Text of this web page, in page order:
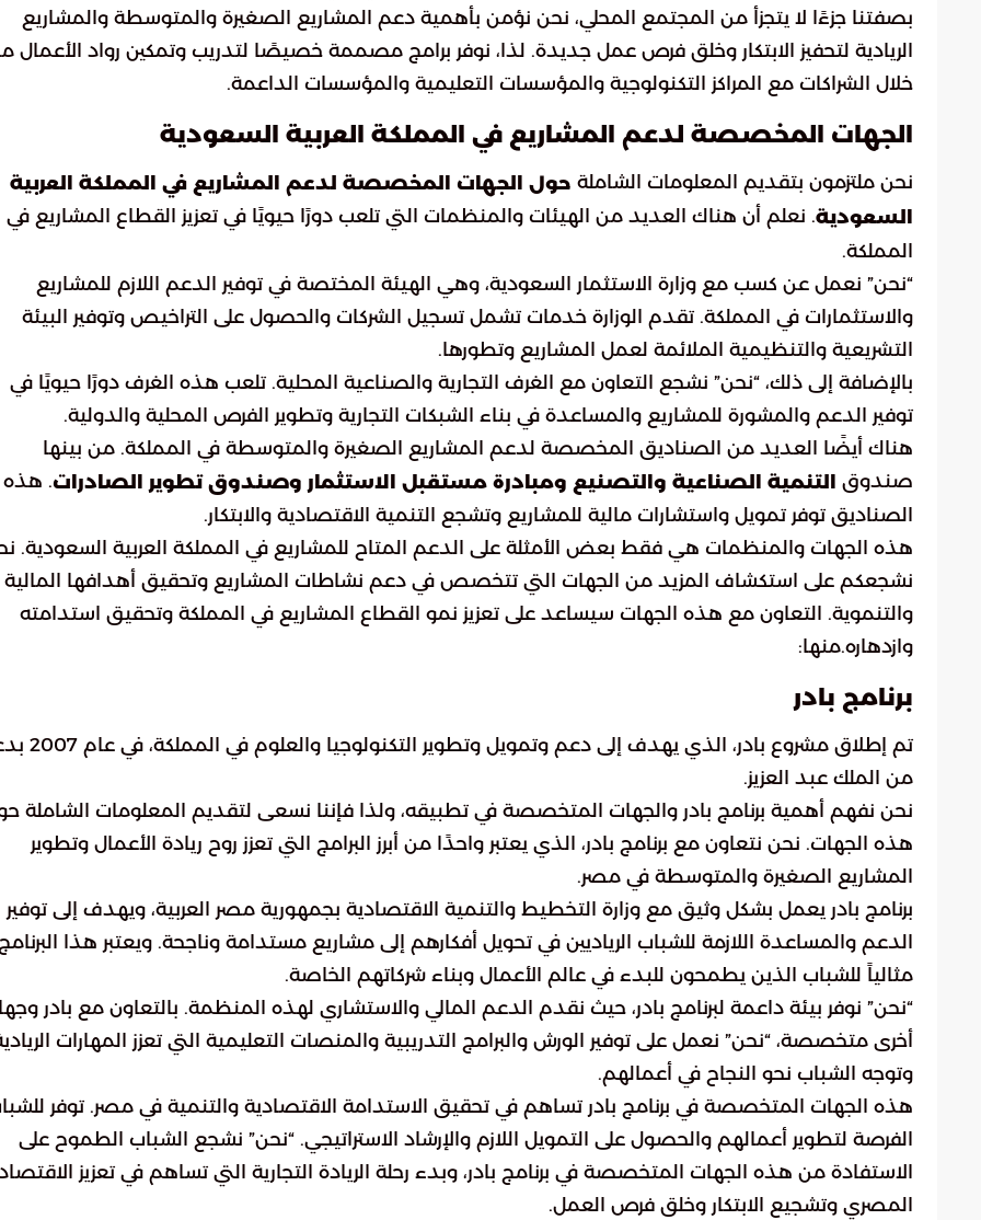
بصفتنا جزءًا لا يتجزأ من المجتمع المحلي، نحن نؤمن بأهمية دعم المشاريع الصغيرة والمتوسطة والمشاريع
الريادية لتحفيز الابتكار وخلق فرص عمل جديدة. لذا، نوفر برامج مصممة خصيصًا لتدريب وتمكين رواد الأعمال
خلال الشراكات مع المراكز التكنولوجية والمؤسسات التعليمية والمؤسسات الداعمة.
الجهات المخصصة لدعم المشاريع في المملكة العربية السعودية
نحن ملتزمون بتقديم المعلومات الشاملة حول الجهات المخصصة لدعم المشاريع في المملكة العربية
السعودية. نعلم أن هناك العديد من الهيئات والمنظمات التي تلعب دورًا حيويًا في تعزيز القطاع المشاريع في
المملكة.
“نحن” نعمل عن كسب مع وزارة الاستثمار السعودية، وهي الهيئة المختصة في توفير الدعم اللازم للمشاريع
والاستثمارات في المملكة. تقدم الوزارة خدمات تشمل تسجيل الشركات والحصول على التراخيص وتوفير البيئة
التشريعية والتنظيمية الملائمة لعمل المشاريع وتطورها.
بالإضافة إلى ذلك، “نحن” نشجع التعاون مع الغرف التجارية والصناعية المحلية. تلعب هذه الغرف دورًا حيويًا في
توفير الدعم والمشورة للمشاريع والمساعدة في بناء الشبكات التجارية وتطوير الفرص المحلية والدولية.
هناك أيضًا العديد من الصناديق المخصصة لدعم المشاريع الصغيرة والمتوسطة في المملكة. من بينها
صندوق التنمية الصناعية والتصنيع ومبادرة مستقبل الاستثمار وصندوق تطوير الصادرات. هذه
الصناديق توفر تمويل واستشارات مالية للمشاريع وتشجع التنمية الاقتصادية والابتكار.
هذه الجهات والمنظمات هي فقط بعض الأمثلة على الدعم المتاح للمشاريع في المملكة العربية السعودية.
نشجعكم على استكشاف المزيد من الجهات التي تتخصص في دعم نشاطات المشاريع وتحقيق أهدافها المالية
والتنموية. التعاون مع هذه الجهات سيساعد على تعزيز نمو القطاع المشاريع في المملكة وتحقيق استدامته
وازدهاره.منها:
برنامج بادر
تم إطلاق مشروع بادر، الذي يهدف إلى دعم
من الملك عبد العزيز.
نحن نفهم أهمية برنامج بادر والجهات المتخصصة في تطبيقه، ولذا فإننا نسعى لتقديم المعلومات الشاملة
هذه الجهات. نحن نتعاون مع برنامج بادر، الذي يعتبر واحدًا من أبرز البرامج التي تعزز روح ريادة الأعمال وتطوير
المشاريع الصغيرة والمتوسطة في مصر.
برنامج بادر يعمل بشكل وثيق مع وزارة التخطيط والتنمية الاقتصادية بجمهورية مصر العربية، ويهدف إلى توفير
الدعم والمساعدة اللازمة للشباب الرياديين في تحويل أفكارهم إلى مشاريع مستدامة وناجحة. ويعتبر هذا
مثالياً للشباب الذين يطمحون للبدء في عالم الأعمال وبناء شركاتهم الخاصة.
“نحن” نوفر بيئة داعمة لبرنامج بادر، حيث نقدم الدعم المالي والاستشاري لهذه المنظمة. بالتعاون مع بادر
أخرى متخصصة، “نحن” نعمل على توفير الورش والبرامج التدريبية والمنصات التعليمية التي تعزز المهارات
وتوجه الشباب نحو النجاح في أعمالهم.
هذه الجهات المتخصصة في برنامج بادر تساهم في تحقيق الاستدامة الاقتصادية والتنمية في مصر. توفر
الفرصة لتطوير أعمالهم والحصول على التمويل اللازم والإرشاد الاستراتيجي. “نحن” نشجع الشباب الطموح على
الاستفادة من هذه الجهات المتخصصة في برنامج بادر، وبدء رحلة الريادة التجارية التي تساهم في تعزيز
المصري وتشجيع الابتكار وخلق فرص العمل.